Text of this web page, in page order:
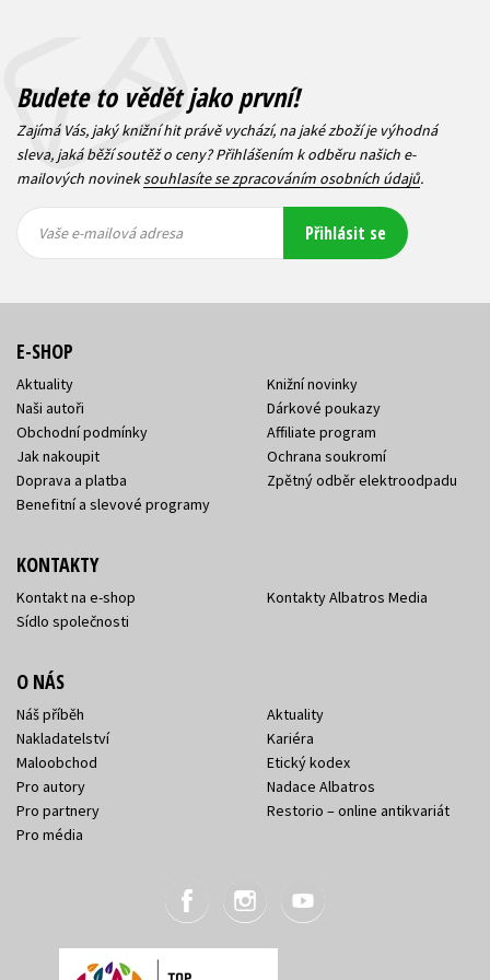
Budete to vědět jako první!
Zajímá Vás, jaký knižní hit právě vychází, na jaké zboží je výhodná
sleva, jaká běží soutěž o ceny? Přihlášením k odběru našich e-
mailových novineksouhlasíte se zpracováním osobních údajů.
mailová
mailová
Vaše e-mailová adresa Přihlásit se
E-SHOP
Aktuality
Naši autoři
Obchodní podmínky
Jak nakoupit
Doprava a platba
Benefitní a slevové programy
Knižní novinky
Dárkové poukazy
Affiliate program
Ochrana soukromí
Zpětný odběr elektroodpadu
KONTAKTY
Kontakt na e-shop
Sídlo společnosti
Kontakty Albatros Media
O NÁS
Náš příběh
Nakladatelství
Maloobchod
Pro autory
Pro partnery
Pro média
Aktuality
Kariéra
Etický kodex
Nadace Albatros
Restorio – online antikvariát